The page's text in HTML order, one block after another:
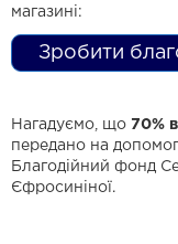
магазині:
Зробити
Нагадуємо, що 70%
передано на
Благодійний фонд
Єфросиніної.